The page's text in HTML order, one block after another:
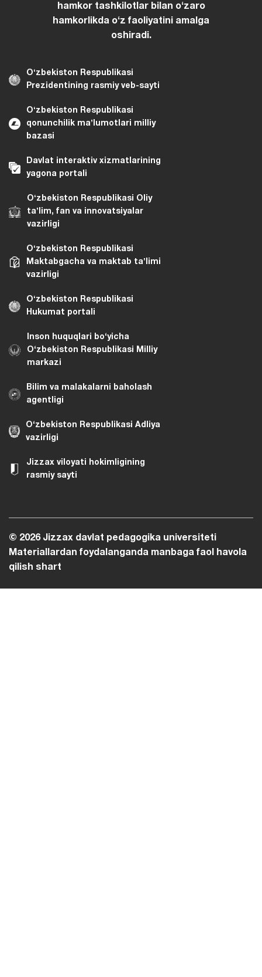
hamkor tashkilotlar bilan oʻzaro
hamkorlikda oʻz faoliyatini amalga
oshiradi.
Oʻzbekiston Respublikasi
Prezidentining rasmiy veb-sayti
Oʻzbekiston Respublikasi
qonunchilik maʼlumotlari milliy
bazasi
Davlat interaktiv xizmatlarining
yagona portali
Oʻzbekiston Respublikasi Oliy
taʼlim, fan va innovatsiyalar
vazirligi
Oʻzbekiston Respublikasi
Maktabgacha va maktab taʼlimi
vazirligi
Oʻzbekiston Respublikasi
Hukumat portali
Inson huquqlari bo‘yicha
O‘zbekiston Respublikasi Milliy
markazi
Bilim va malakalarni baholash
agentligi
O‘zbekiston Respublikasi Adliya
vazirligi
Jizzax viloyati hokimligining
rasmiy sayti
© 2026 Jizzax davlat pedagogika universiteti
Materiallardan foydalanganda manbaga faol havola
qilish shart